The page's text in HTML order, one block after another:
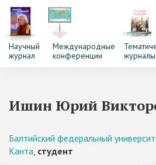
Научный
журнал
Международные
конференции
журналы
Ишин Юрий
Балтийский федеральный
Канта, студент